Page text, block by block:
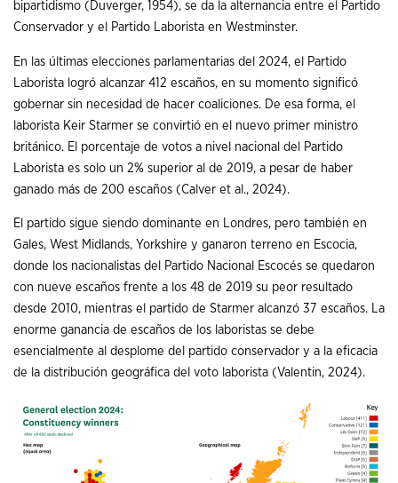
bipartidismo (Duverger, 1954), se da la alternancia entre el Partido
Conservador y el Partido Laborista en Westminster.
En las últimas elecciones parlamentarias del 2024, el Partido
Laborista logró alcanzar 412 escaños, en su momento significó
gobernar sin necesidad de hacer coaliciones. De esa forma, el
laborista Keir Starmer se convirtió en el nuevo primer ministro
británico. El porcentaje de votos a nivel nacional del Partido
Laborista es solo un 2% superior al de 2019, a pesar de haber
ganado más de 200 escaños (Calver et al., 2024).
El partido sigue siendo dominante en Londres, pero también en
Gales, West Midlands, Yorkshire y ganaron terreno en Escocia,
donde los nacionalistas del Partido Nacional Escocés se quedaron
con nueve escaños frente a los 48 de 2019 su peor resultado
desde 2010, mientras el partido de Starmer alcanzó 37 escaños. La
enorme ganancia de escaños de los laboristas se debe
esencialmente al desplome del partido conservador y a la eficacia
de la distribución geográfica del voto laborista (Valentin, 2024).